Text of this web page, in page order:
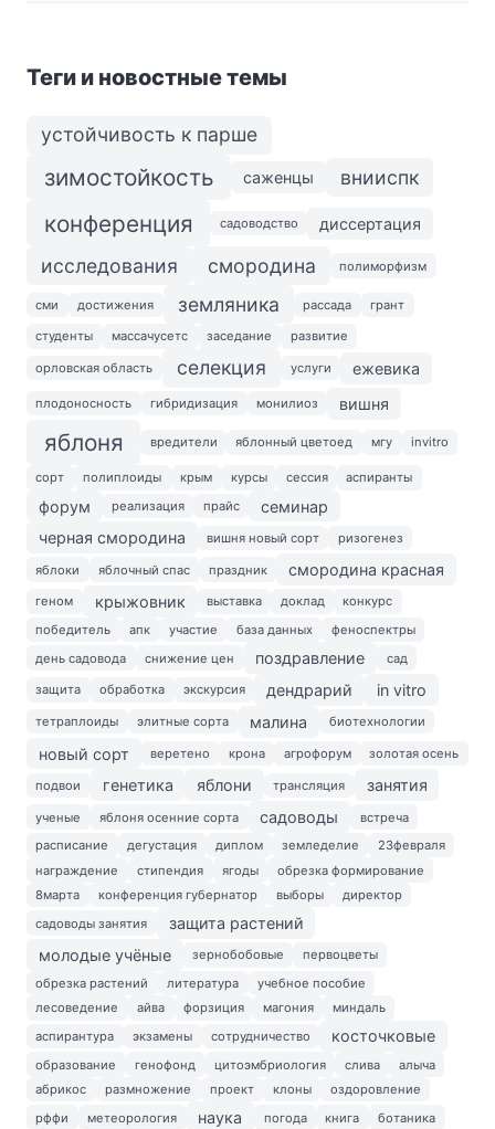
Теги и новостные темы
устойчивость к парше
зимостойкость саженцы внииспк
конференция садоводство диссертация
исследования смородина полиморфизм
сми достижения земляника рассада грант
студенты массачусетс заседание развитие
орловская область селекция услуги ежевика
плодоносность гибридизация монилиоз вишня
яблоня вредители яблонный цветоед мгу invitro
сорт полиплоиды крым курсы сессия аспиранты
форум реализация прайс
семинар
черная смородина
вишня новый сорт ризогенез
яблоки яблочный спас праздник смородина красная
геном крыжовник выставка доклад
конкурс
победитель
апк участие база данных
феноспектры
день садовода
снижение цен поздравление сад
защита обработка экскурсия дендрарий in vitro
тетраплоиды элитные сорта малина биотехнологии
новый сорт веретено крона агрофорум золотая осень
подвои генетика яблони трансляция занятия
ученые яблоня осенние сорта садоводы
встреча
расписание
дегустация диплом земледелие
23февраля
награждение
стипендия ягоды
обрезка формирование
8марта
конференция губернатор выборы
директор
садоводы занятия
защита растений
молодые учёные
зернобобовые
первоцветы
обрезка растений
литература
учебное пособие
лесоведение
айва форзиция магония
миндаль
аспирантура
экзамены сотрудничество косточковые
образование генофонд цитоэмбриология слива
алыча
абрикос
размножение проект клоны
оздоровление
рффи
метеорология наука погода книга
ботаника